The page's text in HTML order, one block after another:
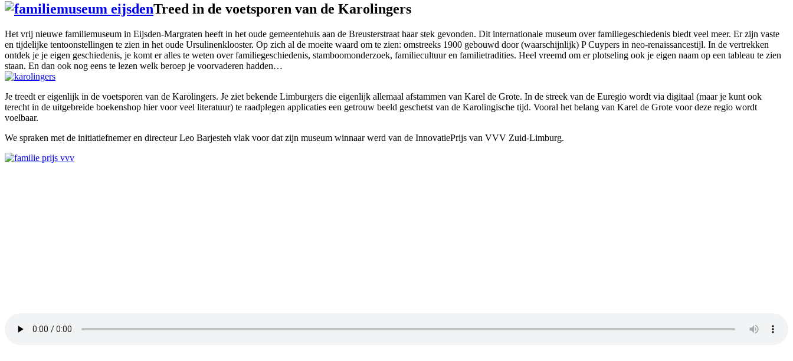
allemaal
Karel
de
Grote’
Treed in de voetsporen van de Karolingers
Het vrij nieuwe familiemuseum in Eijsden-Margraten heeft in het oude gemeentehuis aan de Breusterstraat haar stek gevonden. Dit internationale museum over familiegeschiedenis biedt veel meer. Er zijn vaste
en tijdelijke tentoonstellingen te zien in het oude Ursulinenklooster. Op zich al de moeite waard om te zien: omstreeks 1900 gebouwd door (waarschijnlijk) P Cuypers in neo-renaissancestijl. In de vertrekken
ontdek je je eigen geschiedenis, je komt er alles te weten over familiegeschiedenis, stamboomonderzoek, familiecultuur en familietradities. Heel vreemd om er plotseling ook je eigen naam op een tableau te zien
staan. En dan ook nog eens te lezen welk beroep je voorvaderen hadden…
Je treedt er eigenlijk in de voetsporen van de Karolingers. Je ziet bekende Limburgers die eigenlijk allemaal afstammen van Karel de Grote. In de streek van de Euregio wordt via digitaal (maar je kunt ook
terecht in de uitgebreide boekenshop hier voor veel literatuur) te raadplegen applicaties een getrouw beeld geschetst van de Karolingische tijd. Vooral het belang van Karel de Grote voor deze regio wordt
voelbaar.
We spraken met de initiatiefnemer en directeur Leo Barjesteh vlak voor dat zijn museum winnaar werd van de InnovatiePrijs van VVV Zuid-Limburg.